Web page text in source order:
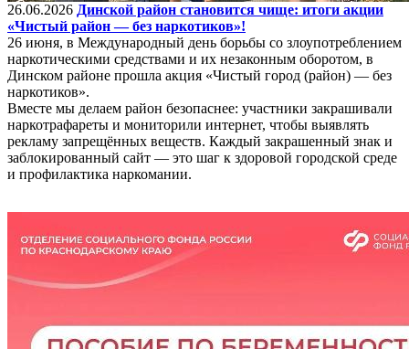
26.06.2026 Динской район становится чище: итоги акции
«Чистый район — без наркотиков»!
26 июня, в Международный день борьбы со злоупотреблением
наркотическими средствами и их незаконным оборотом, в
Динском районе прошла акция «Чистый город (район) — без
наркотиков».
Вместе мы делаем район безопаснее: участники закрашивали
наркотрафареты и мониторили интернет, чтобы выявлять
рекламу запрещённых веществ. Каждый закрашенный знак и
заблокированный сайт — это шаг к здоровой городской среде
и профилактика наркомании.